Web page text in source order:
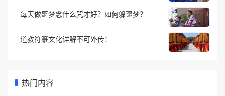
每天做噩梦念什么咒才好？如何躲噩梦？
道教符箓文化详解不可外传！
热门内容